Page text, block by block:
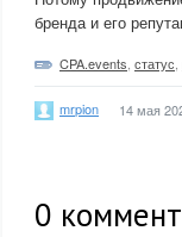
бренда и его
CPA.events статус
mrpion 14 мая
0